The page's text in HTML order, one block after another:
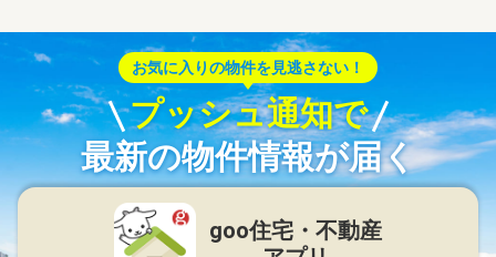
お気に入りの物件を見逃さない！
プッシュ通知で
最新の物件情報が届く
goo住宅・不動産